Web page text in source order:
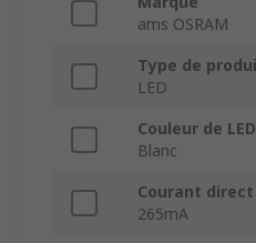
ams OSRAM
Type de
LED
Couleur de LED
Blanc
Courant
265mA